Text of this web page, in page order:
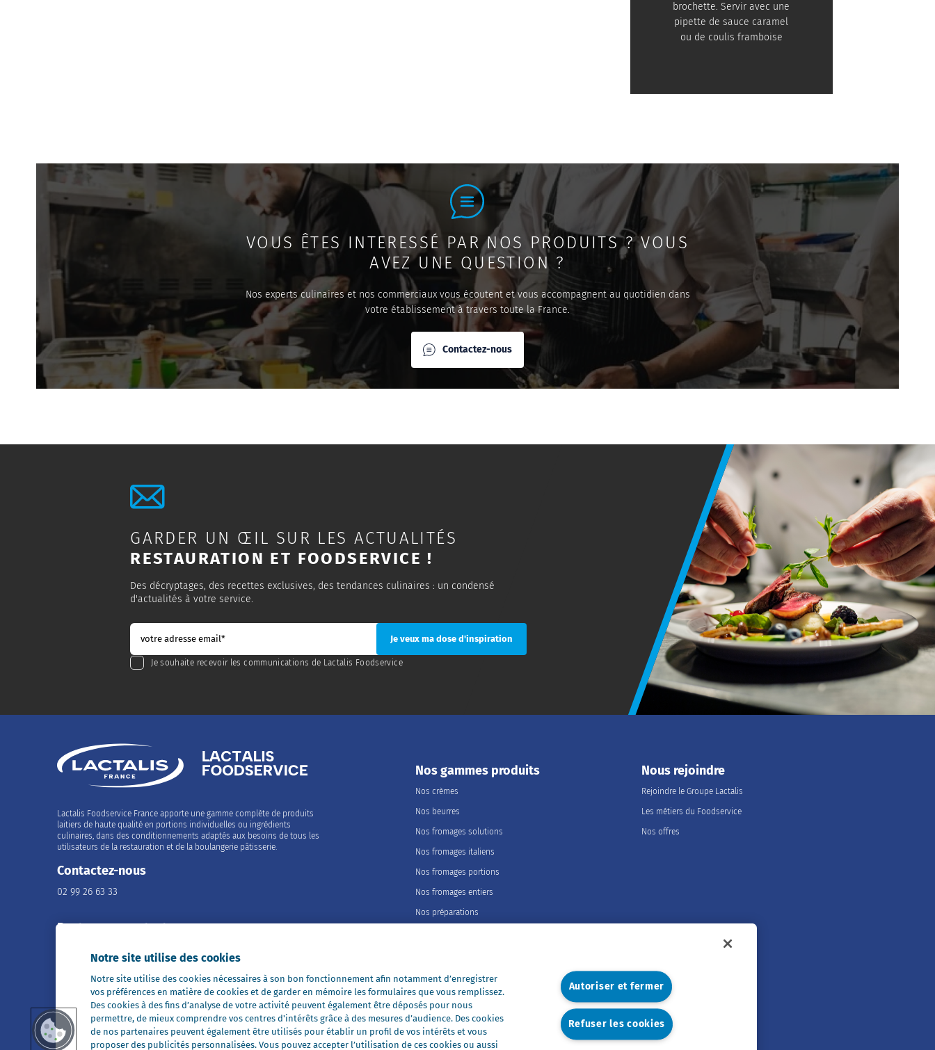
brochette. Servir avec une
pipette de sauce caramel
ou de coulis framboise
VOUS ÊTES INTERESSÉ PAR NOS PRODUITS ? VOUS
AVEZ UNE QUESTION ?
Nos experts culinaires et nos commerciaux vous écoutent et vous accompagnent au quotidien dans
votre établissement à travers toute la France.
Contactez-nous
GARDER UN ŒIL SUR LES ACTUALITÉS
RESTAURATION ET FOODSERVICE !
Des décryptages, des recettes exclusives, des tendances culinaires : un condensé
d'actualités à votre service.
Je souhaite recevoir les communications de Lactalis Foodservice
Lactalis Foodservice France apporte une gamme complète de produits
laitiers de haute qualité en portions individuelles ou ingrédients
culinaires, dans des conditionnements adaptés aux besoins de tous les
utilisateurs de la restauration et de la boulangerie pâtisserie.
Contactez-nous
02 99 26 63 33
Restons en contact
Tous nos sites
Président Professionnel
Galbani Professionale
Nos gammes produits
Nos crèmes
Nos beurres
Nos fromages solutions
Nos fromages italiens
Nos fromages portions
Nos fromages entiers
Nos préparations
Nos marques
Président Professionnel
Galbani Professionale
Lactel Professionnel
Nous rejoindre
Rejoindre le Groupe Lactalis
Les métiers du Foodservice
Nos offres
Notre site utilise des cookies
Notre site utilise des cookies nécessaires à son bon fonctionnement afin notamment d’enregistrer
vos préférences en matière de cookies et de garder en mémoire les formulaires que vous remplissez.
Des cookies à des fins d’analyse de votre activité peuvent également être déposés pour nous
permettre, de mieux comprendre vos centres d'intérêts grâce à des mesures d’audience. Des cookies
de nos partenaires peuvent également être utilisés pour établir un profil de vos intérêts et vous
proposer des publicités personnalisées. Vous pouvez accepter l’utilisation de ces cookies ou aussi
Autoriser et fermer
Refuser les cookies